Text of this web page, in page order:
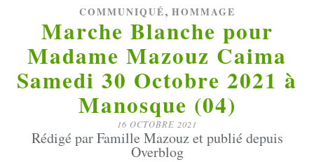
COMMUNIQUÉ, HOMMAGE
Marche Blanche pour
Madame Mazouz Caima
Samedi 30 Octobre 2021 à
Manosque (04)
16 OCTOBRE 2021
Rédigé par Famille Mazouz et publié depuis
Overblog